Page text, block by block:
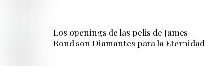
Los openings de las pelis de James
Bond son Diamantes para la Eternidad